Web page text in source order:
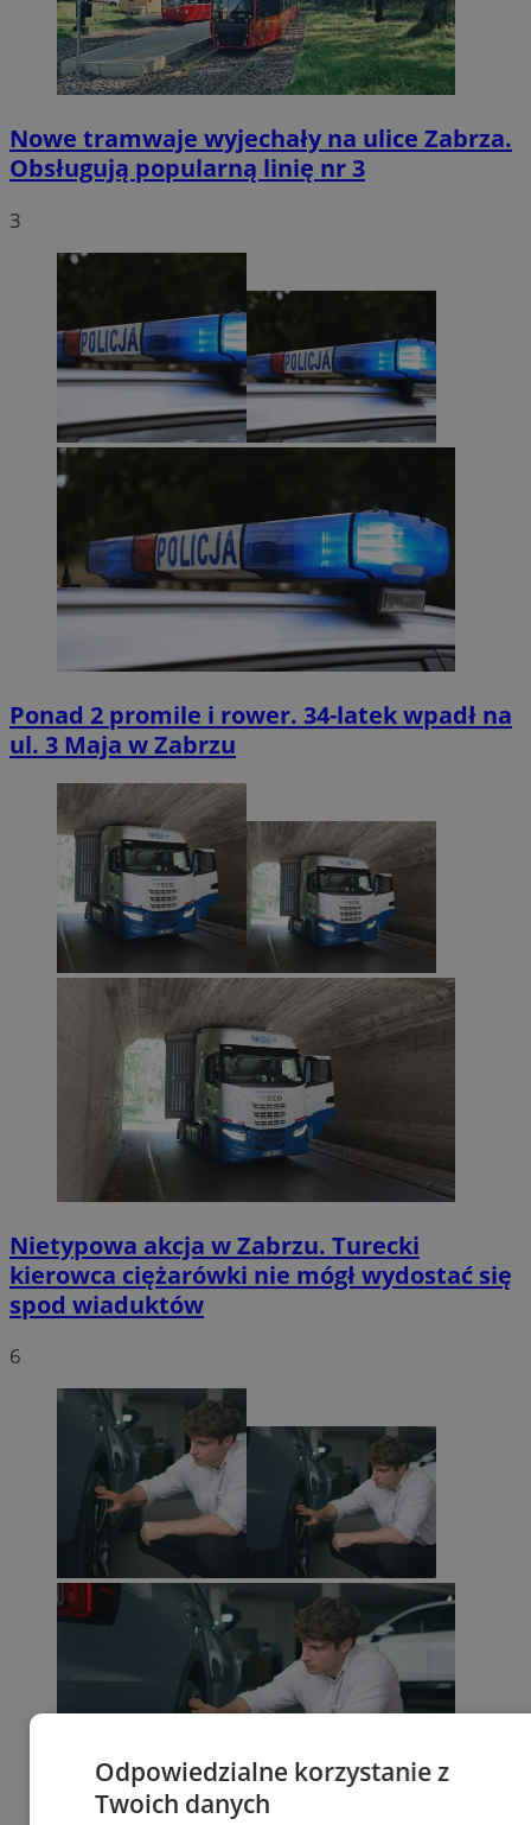
Nowe tramwaje wyjechały na ulice Zabrza.
Obsługują popularną linię nr 3
3
Ponad 2 promile i rower. 34-latek wpadł na
ul. 3 Maja w Zabrzu
Nietypowa akcja w Zabrzu. Turecki
kierowca ciężarówki nie mógł wydostać się
spod wiaduktów
6
Odpowiedzialne korzystanie z
Twoich danych